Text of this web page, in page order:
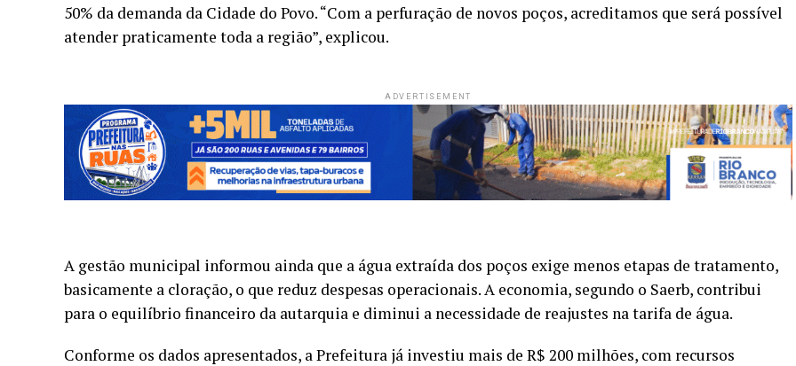
50% da demanda da Cidade do Povo. “Com a perfuração de novos poços, acreditamos que será possível
atender praticamente toda a região”, explicou.
ADVERTISEMENT
A gestão municipal informou ainda que a água extraída dos poços exige menos etapas de tratamento,
basicamente a cloração, o que reduz despesas operacionais. A economia, segundo o Saerb, contribui
para o equilíbrio financeiro da autarquia e diminui a necessidade de reajustes na tarifa de água.
Conforme os dados apresentados, a Prefeitura já investiu mais de R$ 200 milhões, com recursos